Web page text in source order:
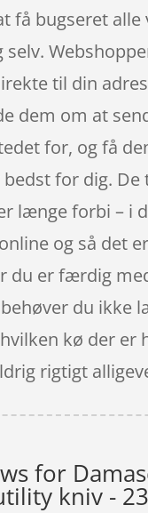
få bugseret alle
selv.
til din
dem om at
for, og få
bedst for dig. De
længe forbi – i
og så det
du er færdig
du ikke
kø der er
rigtigt
for
kniv -